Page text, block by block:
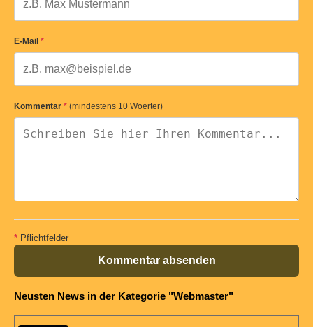
E-Mail *
Kommentar * (mindestens 10 Woerter)
* Pflichtfelder
Kommentar absenden
Neusten News in der Kategorie "Webmaster"